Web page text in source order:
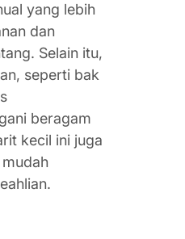
yang lebih
dan
Selain itu,
seperti bak
beragam
kecil ini juga